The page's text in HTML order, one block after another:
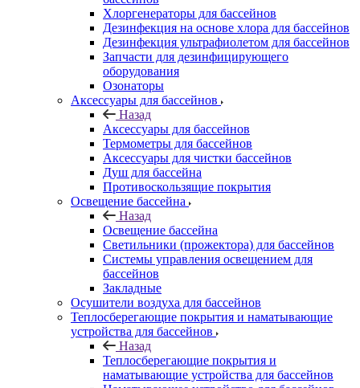
Хлоргенераторы для бассейнов
Дезинфекция на основе хлора для бассейнов
Дезинфекция ультрафиолетом для бассейнов
Запчасти для дезинфицирующего
оборудования
Озонаторы
Аксессуары для бассейнов
Назад
Аксессуары для бассейнов
Термометры для бассейнов
Аксессуары для чистки бассейнов
Душ для бассейна
Противоскользящие покрытия
Освещение бассейна
Назад
Освещение бассейна
Светильники (прожектора) для бассейнов
Системы управления освещением для
бассейнов
Закладные
Осушители воздуха для бассейнов
Теплосберегающие покрытия и наматывающие
устройства для бассейнов
Назад
Теплосберегающие покрытия и
наматывающие устройства для бассейнов